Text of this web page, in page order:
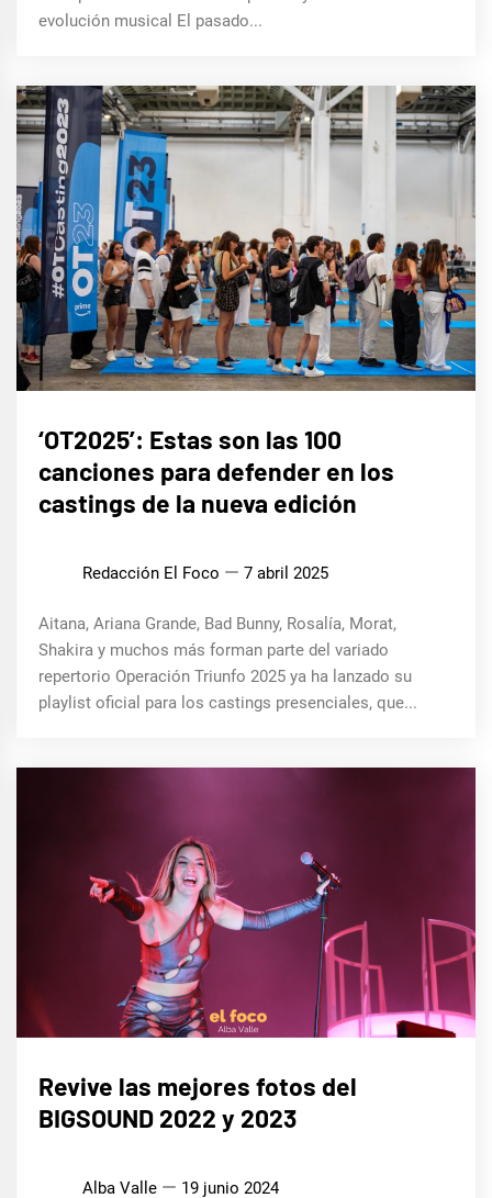
evolución musical El pasado...
SERIES
Y TV
‘OT2025’: Estas son las 100
canciones para defender en los
castings de la nueva edición
Redacción El Foco 7 abril 2025
Aitana, Ariana Grande, Bad Bunny, Rosalía, Morat,
Shakira y muchos más forman parte del variado
repertorio Operación Triunfo 2025 ya ha lanzado su
playlist oficial para los castings presenciales, que...
Revive las mejores fotos del
BIGSOUND 2022 y 2023
Alba Valle 19 junio 2024